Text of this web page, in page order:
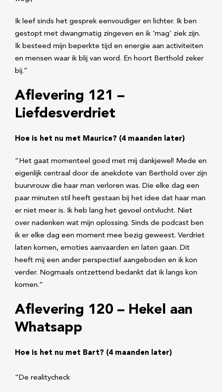
Ik leef sinds het gesprek eenvoudiger en lichter. Ik ben
gestopt met dwangmatig zingeven en ik ‘mag’ ziek zijn.
Ik besteed mijn beperkte tijd en energie aan activiteiten
en mensen waar ik blij van word. En hoort Berthold zeker
bij.”
Aflevering 121 –
Liefdesverdriet
Hoe is het nu met Maurice? (4 maanden later)
“Het gaat momenteel goed met mij dankjewel! Mede en
eigenlijk centraal door de anekdote van Berthold over zijn
buurvrouw die haar man verloren was. Die elke dag een
paar minuten stil heeft gestaan bij het idee dat haar man
er niet meer is. Ik heb lang het gevoel ontvlucht. Niet
over nadenken wat mijn oplossing. Sinds de podcast ben
ik er elke dag een moment mee bezig geweest. Verdriet
laten komen, emoties aanvaarden en laten gaan. Dit
heeft mij een ander perspectief aangeboden en ik kon
verder. Nogmaals ontzettend bedankt dat ik langs kon
komen.”
Aflevering 120 – Hekel aan
Whatsapp
Hoe is het nu met Bart? (4 maanden later)
“De realitycheck